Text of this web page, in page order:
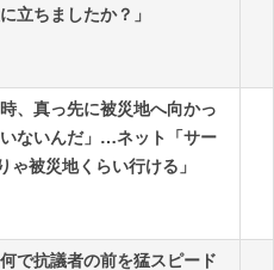
立ちましたか？」
、真っ先に被災地へ向かっ
ないんだ」…ネット「サー
被災地くらい行ける」
で抗議者の前を猛スピード